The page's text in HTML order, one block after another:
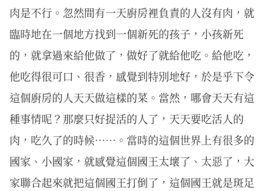
肉是不行。忽然間有一天廚房裡負責的人沒有肉，就
臨時地在一個地方找到一個新死的孩子，小孩新死
的，就拿過來給他做了，做好了就給他吃。給他吃，
他吃得很可口、很香，感覺到特別地好，於是乎下令
這個廚房的人天天做這樣的菜。當然，哪會天天有這
種事情呢？那麼只好捉活的人了，天天要吃活人的
肉，吃久了的時候……。當時的這個世界上有很多的
國家、小國家，就感覺這個國王太壞了、太惡了，大
家聯合起來就把這個國王打倒了，這個國王就是斑足